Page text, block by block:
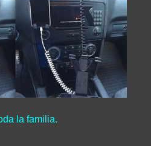
la familia.